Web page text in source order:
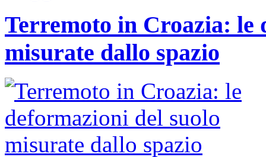
Terremoto in Croazia: le
misurate dallo spazio